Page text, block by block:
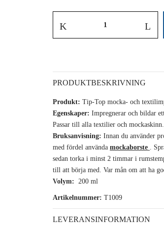
PRODUKTBESKRIVNING
Produkt: Tip-Top mocka- och
Egenskaper: Impregnerar och bildar
Passar till alla textilier och
Bruksanvisning: Innan du använder
med fördel använda mockaborste .
sedan torka i minst 2 timmar i
till att börja med. Var mån om att ha
Volym: 200 ml
Artikelnummer: T1009
LEVERANSINFORMATION